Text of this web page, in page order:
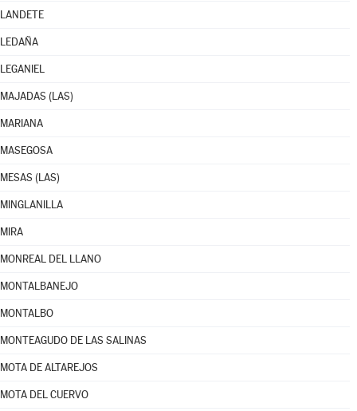
LANDETE
LEDAÑA
LEGANIEL
MAJADAS (LAS)
MARIANA
MASEGOSA
MESAS (LAS)
MINGLANILLA
MIRA
MONREAL DEL LLANO
MONTALBANEJO
MONTALBO
MONTEAGUDO DE LAS SALINAS
MOTA DE ALTAREJOS
MOTA DEL CUERVO